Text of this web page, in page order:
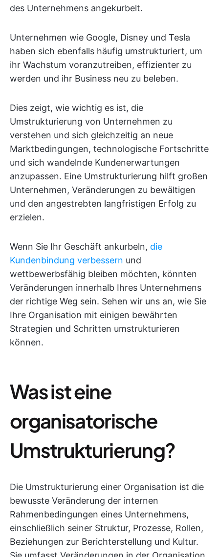
des Unternehmens angekurbelt.
Unternehmen wie Google, Disney und Tesla
haben sich ebenfalls häufig umstrukturiert, um
ihr Wachstum voranzutreiben, effizienter zu
werden und ihr Business neu zu beleben.
Dies zeigt, wie wichtig es ist, die
Umstrukturierung von Unternehmen zu
verstehen und sich gleichzeitig an neue
Marktbedingungen, technologische Fortschritte
und sich wandelnde Kundenerwartungen
anzupassen. Eine Umstrukturierung hilft großen
Unternehmen, Veränderungen zu bewältigen
und den angestrebten langfristigen Erfolg zu
erzielen.
Wenn Sie Ihr Geschäft ankurbeln, die
Kundenbindung verbessern und
wettbewerbsfähig bleiben möchten, könnten
Veränderungen innerhalb Ihres Unternehmens
der richtige Weg sein. Sehen wir uns an, wie Sie
Ihre Organisation mit einigen bewährten
Strategien und Schritten umstrukturieren
können.
Was ist eine
organisatorische
Umstrukturierung?
Die Umstrukturierung einer Organisation ist die
bewusste Veränderung der internen
Rahmenbedingungen eines Unternehmens,
einschließlich seiner Struktur, Prozesse, Rollen,
Beziehungen zur Berichterstellung und Kultur.